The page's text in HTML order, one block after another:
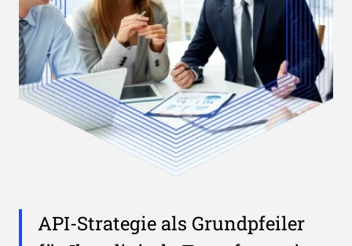
API-Strategie als Grundpfeiler